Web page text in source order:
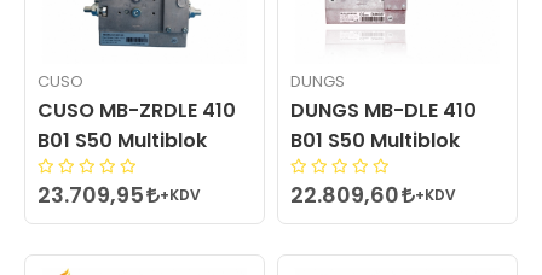
CUSO
CUSO MB-ZRDLE 410
B01 S50 Multiblok
23.709,95 +KDV
DUNGS
DUNGS MB-DLE 410
B01 S50 Multiblok
22.809,60 +KDV